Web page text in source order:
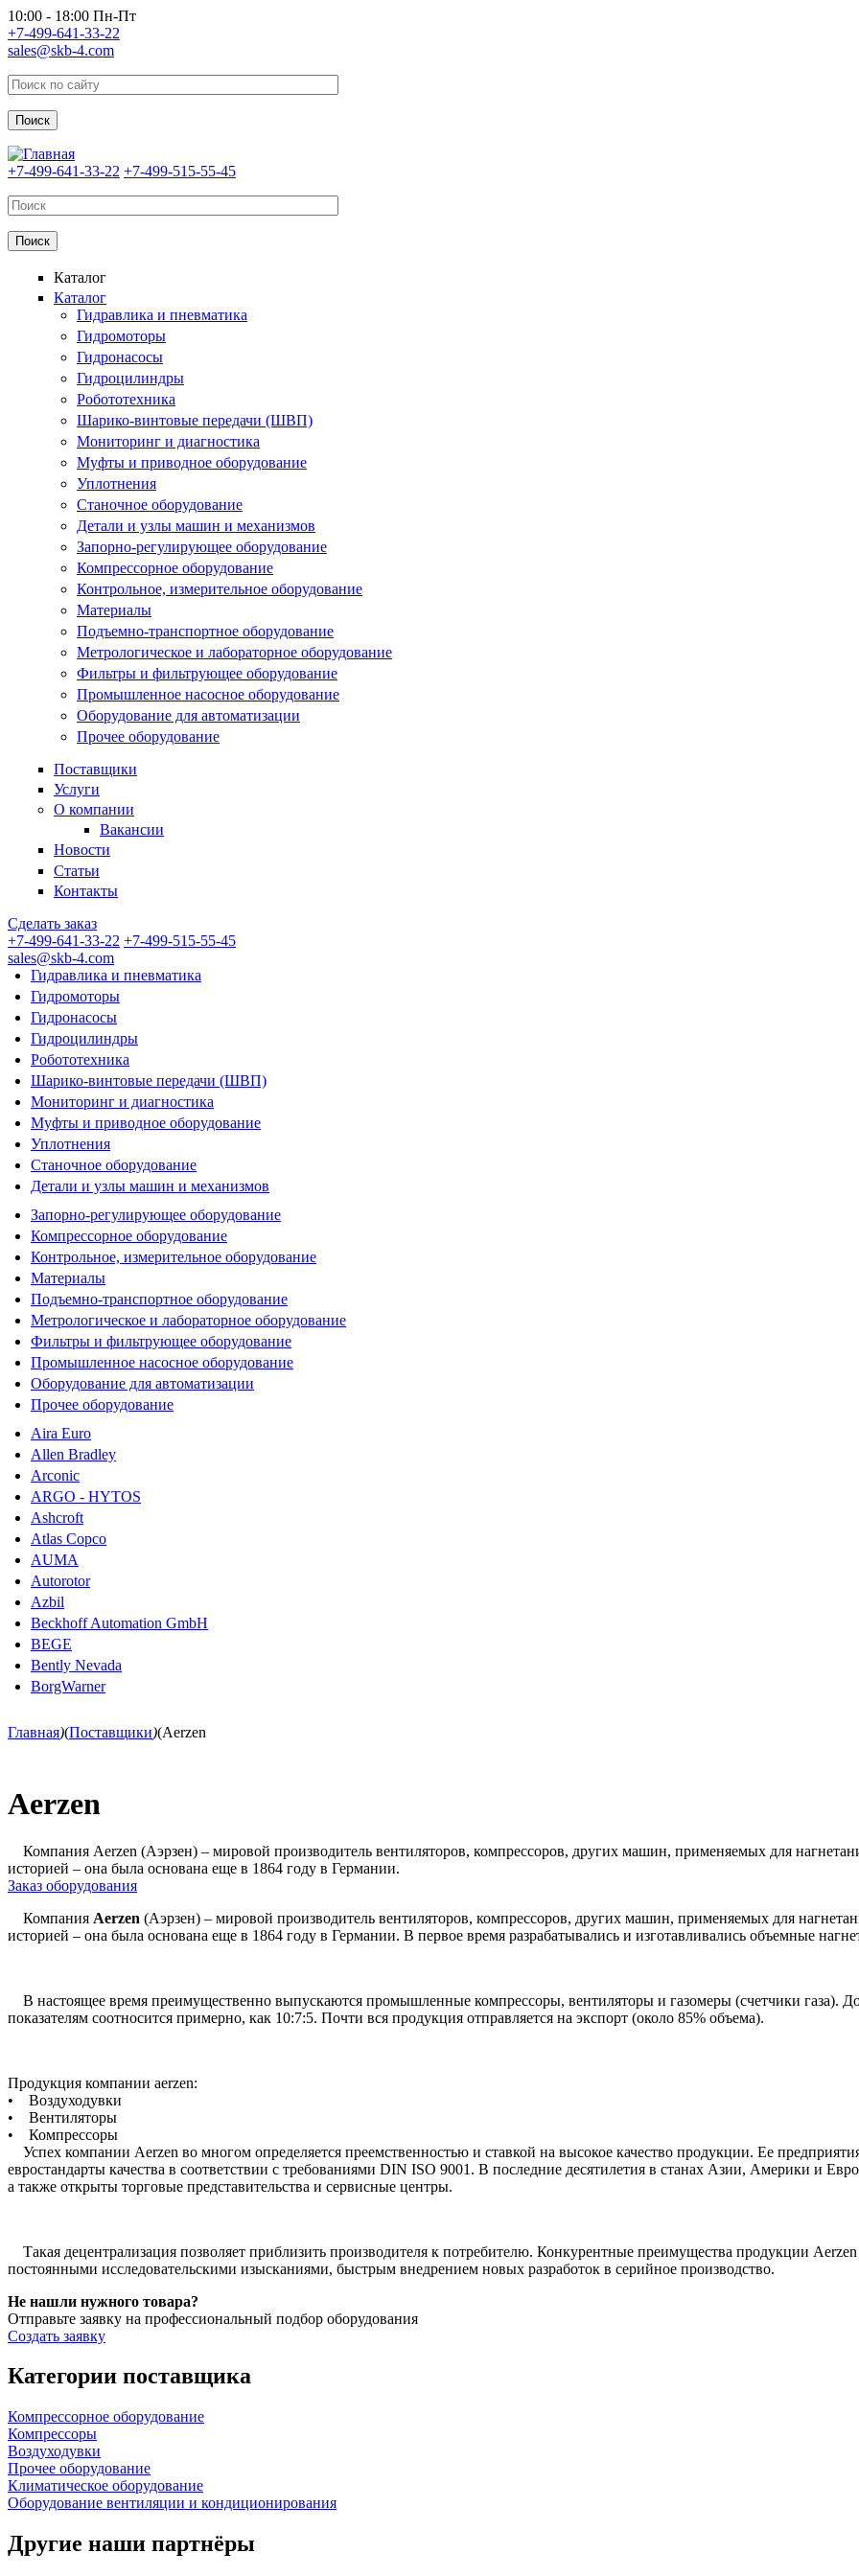
Перейти к основному содержанию
10:00 - 18:00 Пн-Пт
+7-499-641-33-22
sales@skb-4.com
+7-499-641-33-22 +7-499-515-55-45
Каталог
Каталог
Гидравлика и пневматика
Гидромоторы
Гидронасосы
Гидроцилиндры
Робототехника
Шарико-винтовые передачи (ШВП)
Мониторинг и диагностика
Муфты и приводное оборудование
Уплотнения
Станочное оборудование
Детали и узлы машин и механизмов
Запорно-регулирующее оборудование
Компрессорное оборудование
Контрольное, измерительное оборудование
Материалы
Подъемно-транспортное оборудование
Метрологическое и лабораторное оборудование
Фильтры и фильтрующее оборудование
Промышленное насосное оборудование
Оборудование для автоматизации
Прочее оборудование
Поставщики
Услуги
О компании
Вакансии
Новости
Статьи
Контакты
Сделать заказ
+7-499-641-33-22 +7-499-515-55-45
sales@skb-4.com
Гидравлика и пневматика
Гидромоторы
Гидронасосы
Гидроцилиндры
Робототехника
Шарико-винтовые передачи (ШВП)
Мониторинг и диагностика
Муфты и приводное оборудование
Уплотнения
Станочное оборудование
Детали и узлы машин и механизмов
Запорно-регулирующее оборудование
Компрессорное оборудование
Контрольное, измерительное оборудование
Материалы
Подъемно-транспортное оборудование
Метрологическое и лабораторное оборудование
Фильтры и фильтрующее оборудование
Промышленное насосное оборудование
Оборудование для автоматизации
Прочее оборудование
Aira Euro
Allen Bradley
Arconic
ARGO - HYTOS
Ashcroft
Atlas Copco
AUMA
Autorotor
Azbil
Beckhoff Automation GmbH
BEGE
Bently Nevada
BorgWarner
Главная)(Поставщики)(Aerzen
Aerzen
Компания Aerzen (Аэрзен) – мировой производитель вентиляторов, компрессоров, других машин, применяемых для
историей – она была основана еще в 1864 году в Германии.
Заказ оборудования
Компания Aerzen (Аэрзен) – мировой производитель вентиляторов, компрессоров, других машин, применяемых для
историей – она была основана еще в 1864 году в Германии. В первое время разрабатывались и изготавливались объемные
В настоящее время преимущественно выпускаются промышленные компрессоры, вентиляторы и газомеры (счетчики газа).
показателям соотносится примерно, как 10:7:5. Почти вся продукция отправляется на экспорт (около 85% объема).
Продукция компании aerzen:
• Воздуходувки
• Вентиляторы
• Компрессоры
Успех компании Aerzen во многом определяется преемственностью и ставкой на высокое качество продукции. Ее
евростандарты качества в соответствии с требованиями DIN ISO 9001. В последние десятилетия в станах Азии, Америки и
а также открыты торговые представительства и сервисные центры.
Такая децентрализация позволяет приблизить производителя к потребителю. Конкурентные преимущества продукции
постоянными исследовательскими изысканиями, быстрым внедрением новых разработок в серийное производство.
Не нашли нужного товара?
Отправьте заявку на профессиональный подбор оборудования
Создать заявку
Категории поставщика
Компрессорное оборудование
Компрессоры
Воздуходувки
Прочее оборудование
Климатическое оборудование
Оборудование вентиляции и кондиционирования
Другие наши партнёры